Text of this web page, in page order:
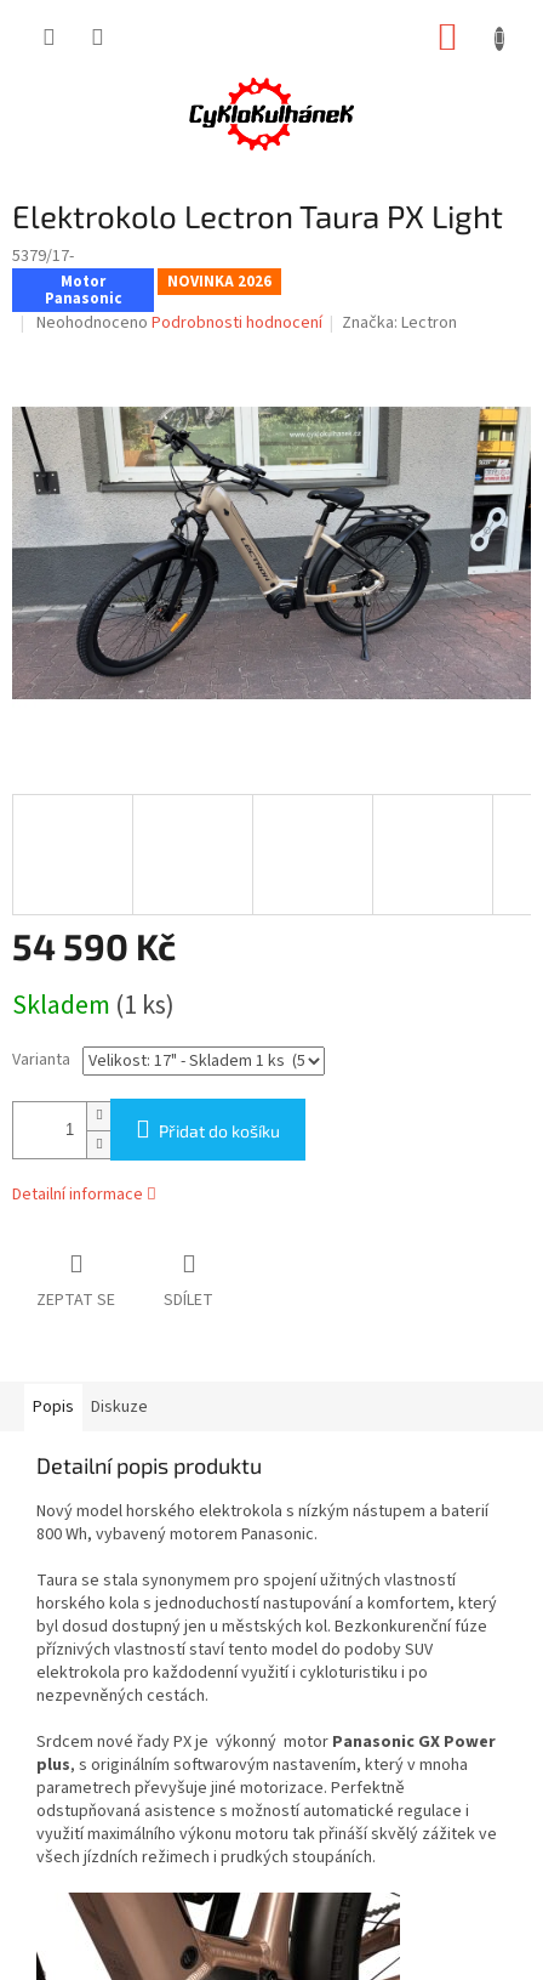
Elektrokolo Lectron Taura PX Light
5379/17-
Motor
Panasonic
NOVINKA 2026
Průměrné
0,0
z
5
hvězdiček.
Neohodnoceno Podrobnosti hodnocení Značka:Lectron
54 590 Kč
cena:
Skladem (1 ks)
Varianta
Přidat do košíku
Detailní informace
ZEPTAT SE SDÍLET
Popis Diskuze
Detailní popis produktu
Nový model horského elektrokola s nízkým nástupem a baterií
800 Wh, vybavený motorem Panasonic.
Taura se stala synonymem pro spojení užitných vlastností
horského kola s jednoduchostí nastupování a komfortem, který
byl dosud dostupný jen u městských kol. Bezkonkurenční fúze
příznivých vlastností staví tento model do podoby SUV
elektrokola pro každodenní využití i cykloturistiku i po
nezpevněných cestách.
Srdcem nové řady PX je výkonný motor Panasonic GX Power
plus, s originálním softwarovým nastavením, který v mnoha
parametrech převyšuje jiné motorizace. Perfektně
odstupňovaná asistence s možností automatické regulace i
využití maximálního výkonu motoru tak přináší skvělý zážitek ve
všech jízdních režimech i prudkých stoupáních.